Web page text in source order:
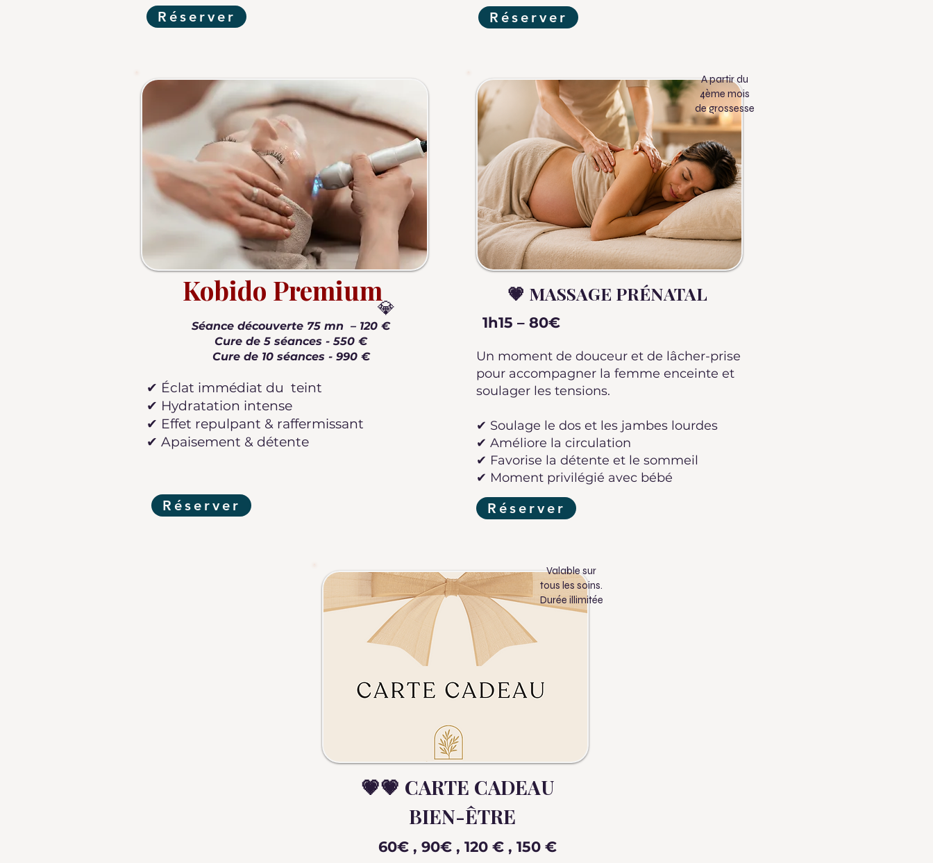
Réserver Réserver
Kobido Premium
💎
Séance découverte 75 mn – 120 €
Cure de 5 séances - 550 €
Cure de 10 séances - 990 €
✔ Éclat immédiat du teint
✔ Hydratation intense
✔ Effet repulpant & raffermissant
✔ Apaisement & détente
Réserver
A partir du
4ème mois
de grossesse
💗 MASSAGE PRÉNATAL
1h15 – 80€
Un moment de douceur et de lâcher-prise
pour accompagner la femme enceinte et
soulager les tensions.
✔ Soulage le dos et les jambes lourdes
✔ Améliore la circulation
✔ Favorise la détente et le sommeil
✔ Moment privilégié avec bébé
Réserver
Valable sur
tous les soins.
Durée illimitée
💗💗 CARTE CADEAU
BIEN-ÊTRE
60€ , 90€ , 120 € , 150 €